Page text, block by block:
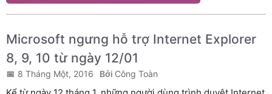
Microsoft ngưng hỗ trợ Internet Explorer
8, 9, 10 từ ngày 12/01
8 Tháng Một, 2016 Công Toàn